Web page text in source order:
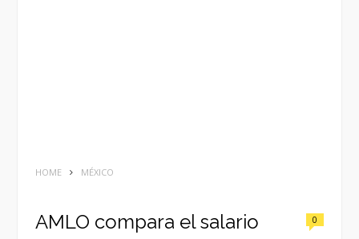
HOME MÉXICO
AMLO compara el salario
0